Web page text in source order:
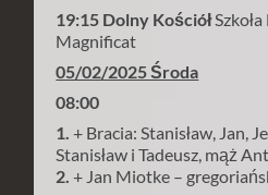
19:15 Dolny Kościół
Magnificat
05/02/2025 Środa
08:00
1. + Bracia: Stanisław, Jan,
Stanisław i Tadeusz, mąż
2. + Jan Miotke –